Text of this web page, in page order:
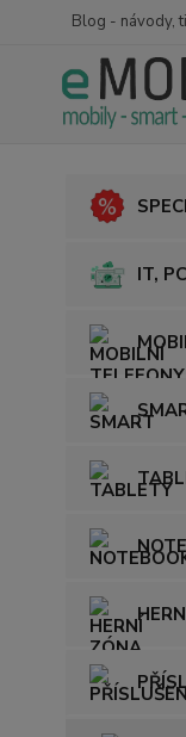
Blog - návody,
IT,